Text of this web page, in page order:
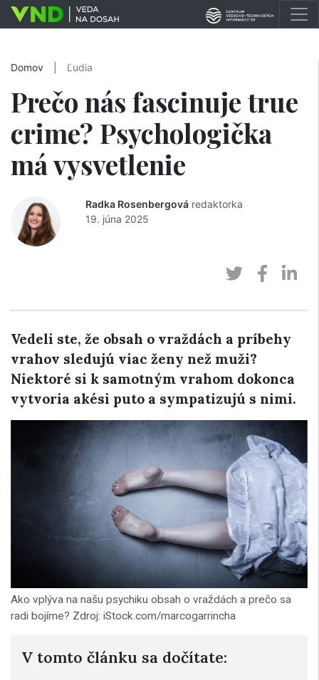
Domov Ľudia
Prečo nás fascinuje true
crime? Psychologička
má vysvetlenie
Radka Rosenbergová redaktorka
19. júna 2025
Vedeli ste, že obsah o vraždách a príbehy
vrahov sledujú viac ženy než muži?
Niektoré si k samotným vrahom dokonca
vytvoria akési puto a sympatizujú s nimi.
Ako vplýva na našu psychiku obsah o vraždách a prečo sa
radi bojíme? Zdroj: iStock.com/marcogarrincha
V tomto článku sa dočítate: